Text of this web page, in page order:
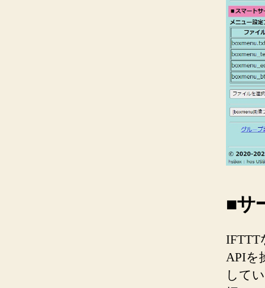
■サ
IFTTT
APIを
して